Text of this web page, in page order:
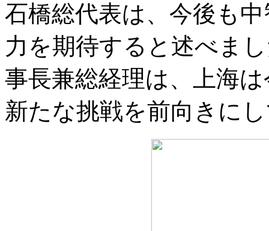
石橋総代表は、今後も
力を期待すると述べま
事長兼総経理は、上海
新たな挑戦を前向きに